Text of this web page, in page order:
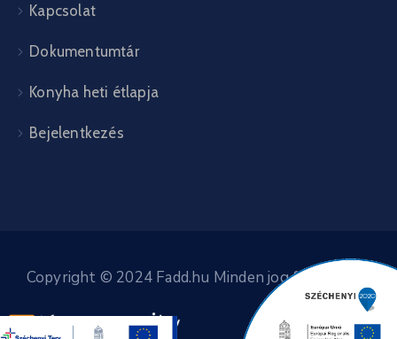
Kapcsolat
Dokumentumtár
Konyha heti étlapja
Bejelentkezés
Copyright © 2024 Fadd.hu Minden jog fenntartva.